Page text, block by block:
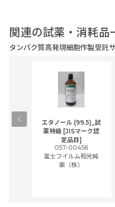
関連の試薬・消耗品
タンパク質高発現細胞作製受託
エタノール (99.5)_試
薬特級 [JISマーク認
定品目]
057-00456
富士フイルム和光純
薬（株）